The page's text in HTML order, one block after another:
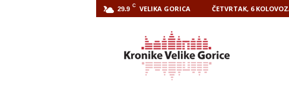
29.9 C VELIKA GORICA ČETVRTAK, 6